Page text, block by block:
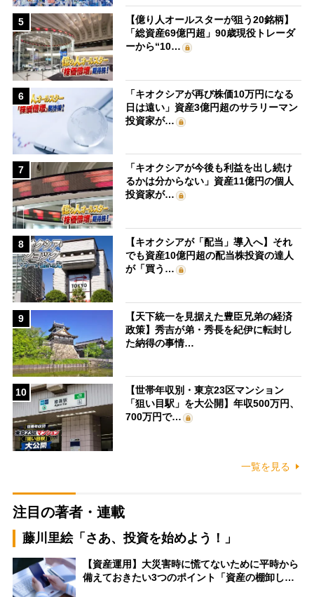
5
【億り人オールスターが狙う20銘柄】
「総資産69億円超」90歳現役トレーダ
ーから“10…
6
「キオクシアが再び株価10万円になる
日は遠い」資産3億円超のサラリーマン
投資家が…
7
「キオクシアが今後も利益を出し続け
るかは分からない」資産11億円の個人
投資家が…
8
【キオクシアが「配当」導入へ】それ
でも資産10億円超の配当株投資の達人
が「買う…
9
【天下統一を見据えた豊臣兄弟の経済
政策】秀吉が弟・秀長を紀伊に転封し
た納得の事情…
10
【世帯年収別・東京23区マンション
「狙い目駅」を大公開】年収500万円、
700万円で…
一覧を見る
注目の著者・連載
藤川里絵「さあ、投資を始めよう！」
【資産運用】大災害時に慌てないために平時から
備えておきたい3つのポイント「資産の棚卸し…